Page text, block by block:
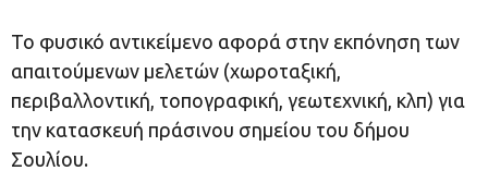
To φυσικό αντικείμενο αφορά στην εκπόνηση των
απαιτούμενων μελετών (χωροταξική,
περιβαλλοντική, τοπογραφική, γεωτεχνική, κλπ) για
την κατασκευή πράσινου σημείου του δήμου
Σουλίου.